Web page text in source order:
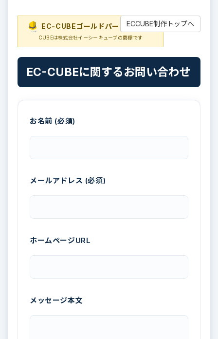
EC-CUBEゴールドパートナーEC-
CUBEは株式会社イーシーキューブの商標です
ECCUBE制作トップへ
EC-CUBEに関するお問い合わせ
お名前 (必須)
メールアドレス (必須)
ホームページURL
メッセージ本文